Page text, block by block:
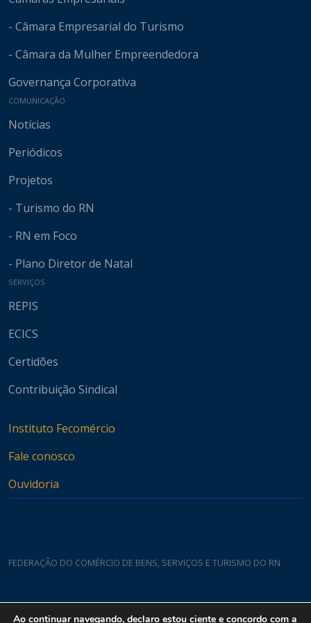
- Câmara Empresarial do Turismo
- Câmara da Mulher Empreendedora
Governança Corporativa
COMUNICAÇÃO
Notícias
Periódicos
Projetos
- Turismo do RN
- RN em Foco
- Plano Diretor de Natal
SERVIÇOS
REPIS
ECICS
Certidões
Contribuição Sindical
Instituto Fecomércio
Fale conosco
Ouvidoria
FEDERAÇÃO DO COMÉRCIO DE BENS, SERVIÇOS E TURISMO DO RN
Ao continuar navegando, declaro estou ciente e concordo com a